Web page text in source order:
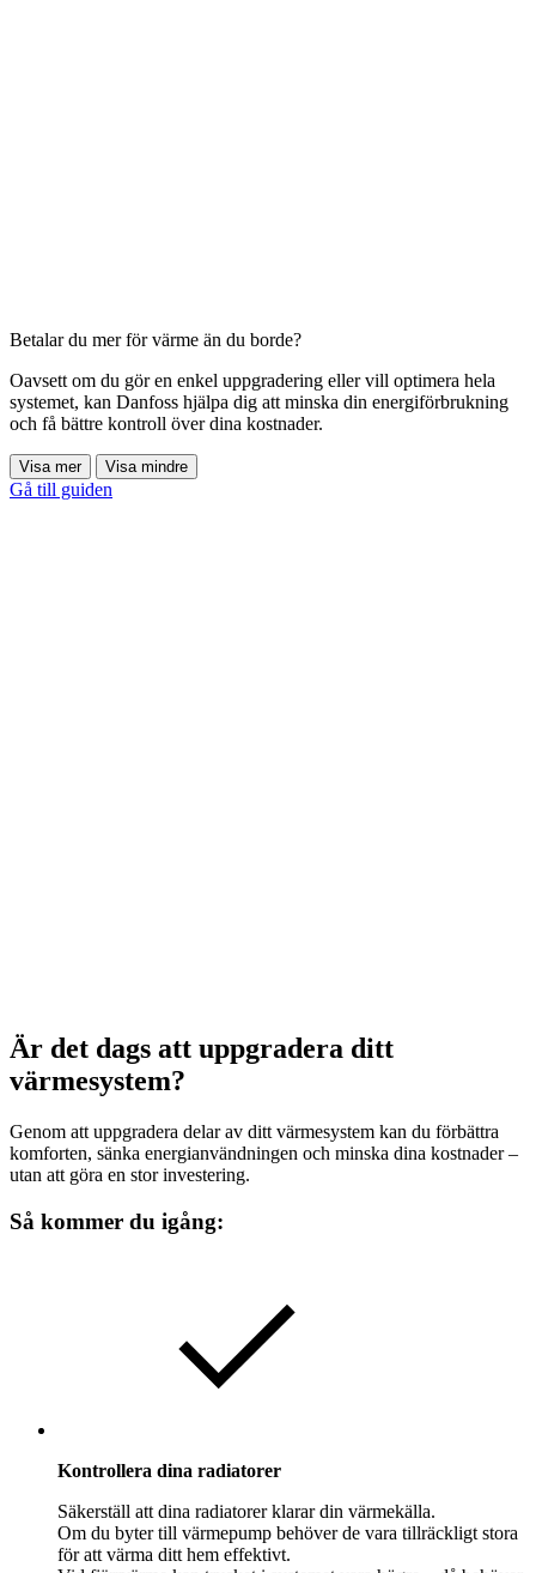
Betalar du mer för värme än du borde?
Oavsett om du gör en enkel uppgradering eller vill optimera hela
systemet, kan Danfoss hjälpa dig att minska din energiförbrukning
och få bättre kontroll över dina kostnader.
Visa mer Visa mindre
Gå till guiden
Är det dags att uppgradera ditt
värmesystem?
Genom att uppgradera delar av ditt värmesystem kan du förbättra
komforten, sänka energianvändningen och minska dina kostnader –
utan att göra en stor investering.
Så kommer du igång:
Kontrollera dina radiatorer
Säkerställ att dina radiatorer klarar din värmekälla.
Om du byter till värmepump behöver de vara tillräckligt stora
för att värma ditt hem effektivt.